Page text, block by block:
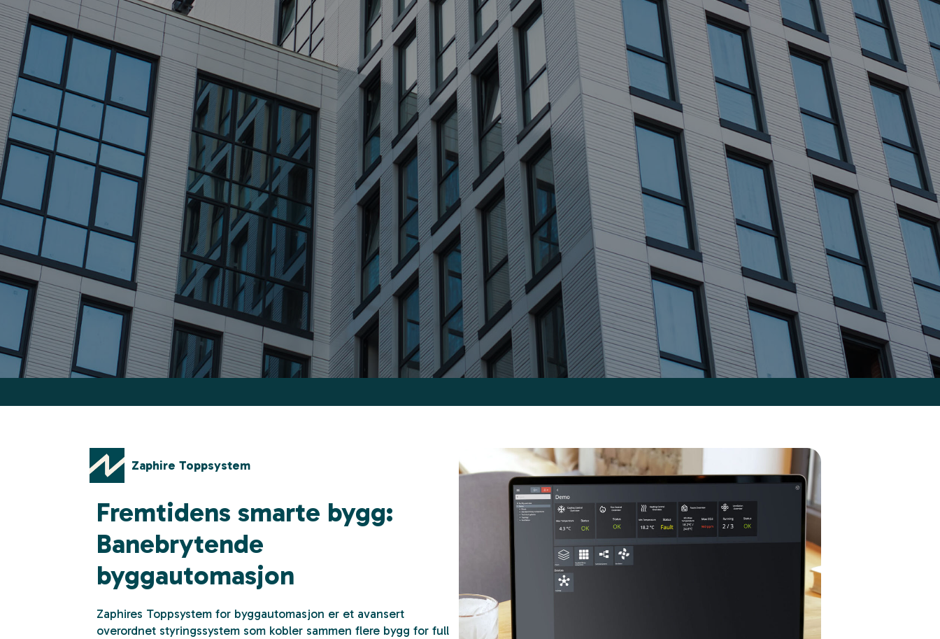
Zaphire Toppsystem
Fremtidens smarte bygg:
Banebrytende
byggautomasjon
Zaphires Toppsystem for byggautomasjon er et avansert
overordnet styringssystem som kobler sammen flere bygg for full